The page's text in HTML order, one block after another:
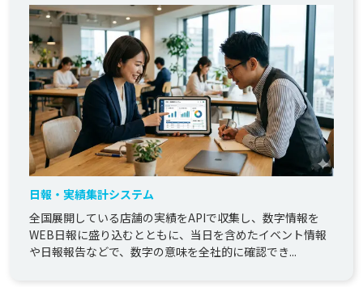
日報・実績集計システム
全国展開している店舗の実績をAPIで収集し、数字情報を
WEB日報に盛り込むとともに、当日を含めたイベント情報
や日報報告などで、数字の意味を全社的に確認でき...